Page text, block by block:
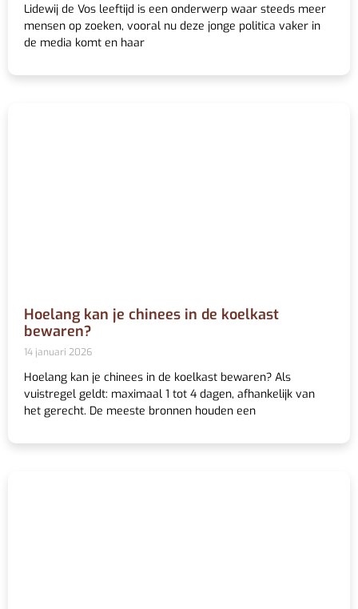
Lidewij de Vos leeftijd is een onderwerp waar steeds meer
mensen op zoeken, vooral nu deze jonge politica vaker in
de media komt en haar
Hoelang kan je chinees in de koelkast
bewaren?
14 januari 2026
Hoelang kan je chinees in de koelkast bewaren? Als
vuistregel geldt: maximaal 1 tot 4 dagen, afhankelijk van
het gerecht. De meeste bronnen houden een